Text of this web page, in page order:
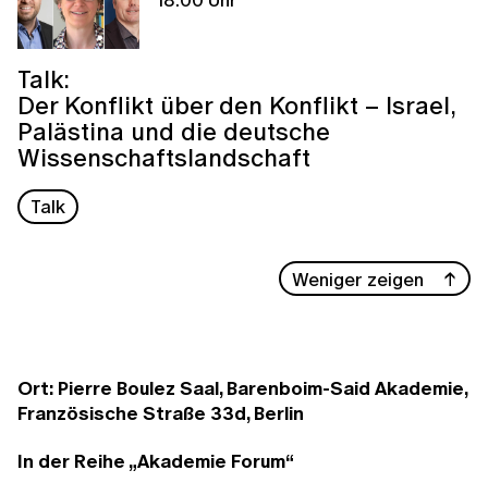
Talk:
Der Konflikt über den Konflikt – Israel,
Palästina und die deutsche
Wissenschaftslandschaft
Talk
Weniger zeigen
Ort: Pierre Boulez Saal, Barenboim-Said Akademie,
Französische Straße 33d, Berlin
In der Reihe „Akademie Forum“